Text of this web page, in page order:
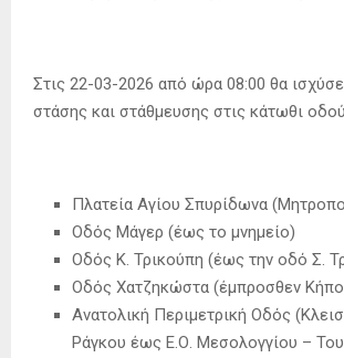
Στις 22-03-2026 από ώρα 08:00 θα
στάσης και στάθμευσης στις κάτωθι
Πλατεία Αγίου Σπυρίδωνα
Οδός Μάγερ (έως το μνημείο)
Οδός Κ. Τρικούπη (έως την οδό Σ.
Οδός Χατζηκώστα (έμπροσθεν
Ανατολική Περιμετρική Οδός
Ράγκου έως Ε.Ο. Μεσολογγίου –